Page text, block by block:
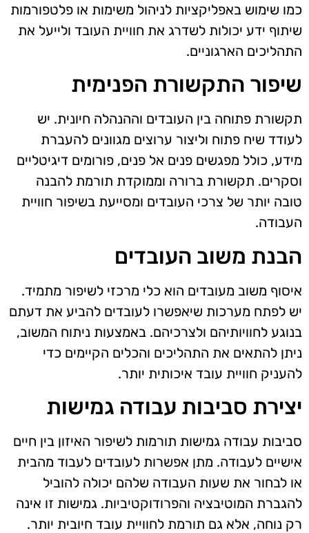
כמו שימוש באפליקציות לניהול משימות או פלטפורמות
שיתוף ידע יכולות לשדרג את חוויית העובד ולייעל את
התהליכים הארגוניים.
שיפור התקשורת הפנימית
תקשורת פתוחה בין העובדים וההנהלה חיונית. יש
לעודד שיח פתוח וליצור ערוצים מגוונים להעברת
מידע, כולל מפגשים פנים אל פנים, פורומים דיגיטליים
וסקרים. תקשורת ברורה וממוקדת תורמת להבנה
טובה יותר של צרכי העובדים ומסייעת בשיפור חוויית
העבודה.
הבנת משוב העובדים
איסוף משוב מעובדים הוא כלי מרכזי לשיפור מתמיד.
יש לפתח מערכות שיאפשרו לעובדים להביע את דעתם
בנוגע לחוויותיהם ולצרכיהם. באמצעות ניתוח המשוב,
ניתן להתאים את התהליכים והכלים הקיימים כדי
להעניק חוויית עובד איכותית יותר.
יצירת סביבות עבודה גמישות
סביבות עבודה גמישות תורמות לשיפור האיזון בין חיים
אישיים לעבודה. מתן אפשרות לעובדים לעבוד מהבית
או לבחור את שעות העבודה שלהם יכולה להוביל
להגברת המוטיבציה והפרודוקטיביות. גמישות זו אינה
רק נוחה, אלא גם תורמת לחוויית עובד חיובית יותר.